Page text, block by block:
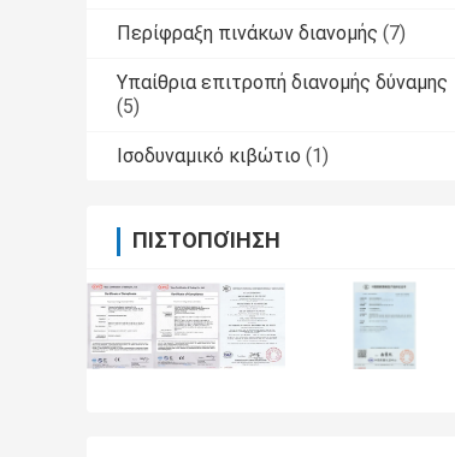
Περίφραξη πινάκων διανομής (7)
Υπαίθρια επιτροπή διανομής δύναμης
(5)
Ισοδυναμικό κιβώτιο (1)
ΠΙΣΤΟΠΟΊΗΣΗ